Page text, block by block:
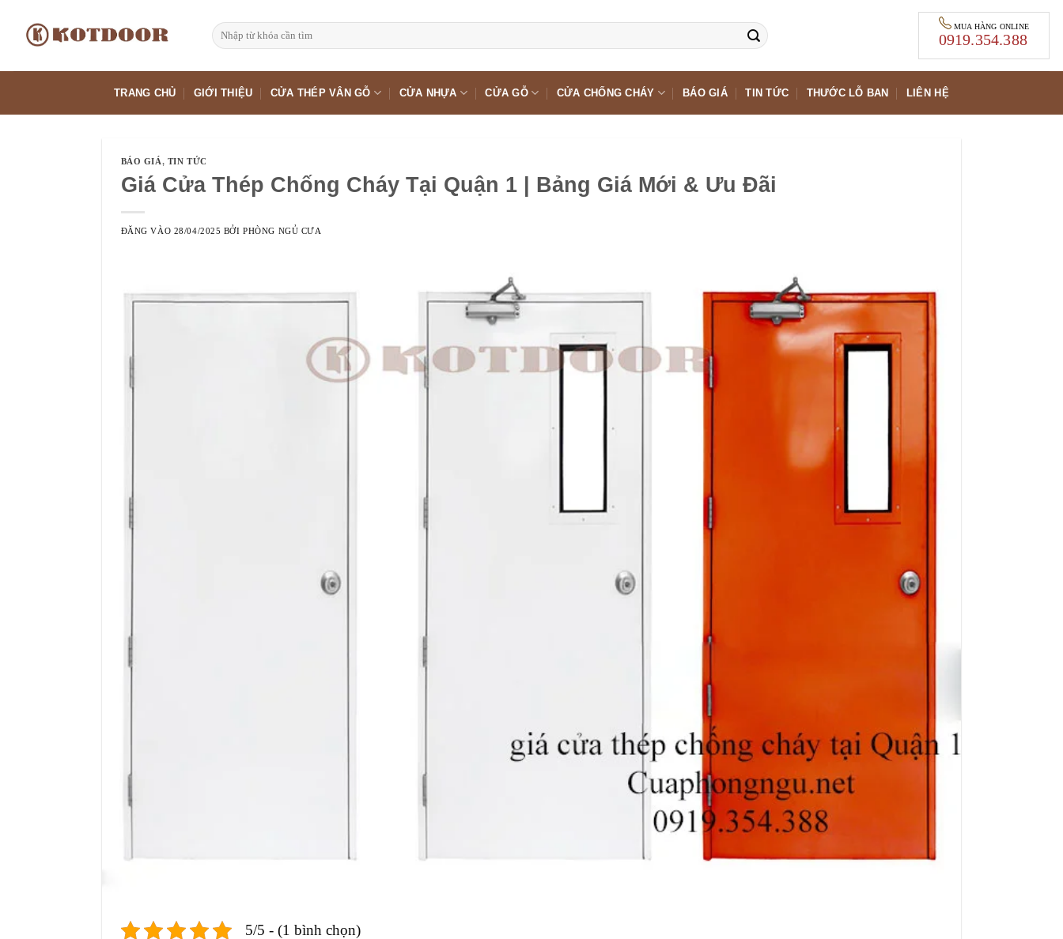
dung
Tìm
kiếm:
MUA HÀNG ONLINE
0919.354.388
TRANG CHỦ GIỚI THIỆU CỬA THÉP VÂN GỖ CỬA NHỰA CỬA GỖ CỬA CHỐNG CHÁY BÁO GIÁ TIN TỨC THƯỚC LỖ BAN LIÊN HỆ
BÁO GIÁ, TIN TỨC
Giá Cửa Thép Chống Cháy Tại Quận 1 | Bảng Giá Mới & Ưu Đãi
ĐĂNG VÀO 28/04/2025 BỞIPHÒNG NGỦ CƯA
5/5 - (1 bình chọn)